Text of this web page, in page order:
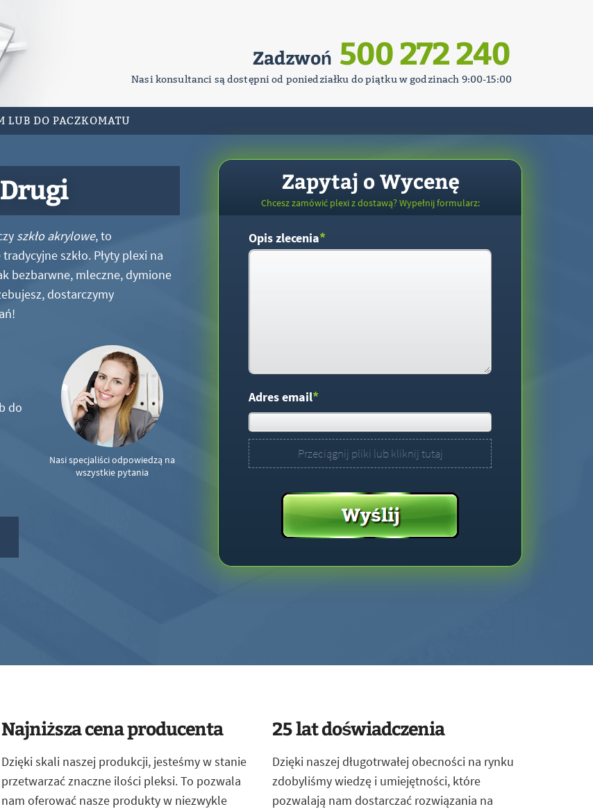
Zadzwoń 500 272 240
Nasi konsultanci są dostępni od poniedziałku do piątku w godzinach 9:00-15:00
LUB DO PACZKOMATU
szkło akrylowe, to
szkło. Płyty plexi na
bezbarwne, mleczne, dymione
dostarczymy
do
Nasi specjaliści odpowiedzą na
wszystkie pytania
Zapytaj o Wycenę
Chcesz zamówić plexi z dostawą? Wypełnij formularz:
Opis zlecenia*
Adres email*
Przeciągnij pliki lub kliknij tutaj
Najniższa cena producenta
Dzięki skali naszej produkcji, jesteśmy w stanie
przetwarzać znaczne ilości pleksi. To pozwala
nam oferować nasze produkty w niezwykle
25 lat doświadczenia
Dzięki naszej długotrwałej obecności na rynku
zdobyliśmy wiedzę i umiejętności, które
pozwalają nam dostarczać rozwiązania na